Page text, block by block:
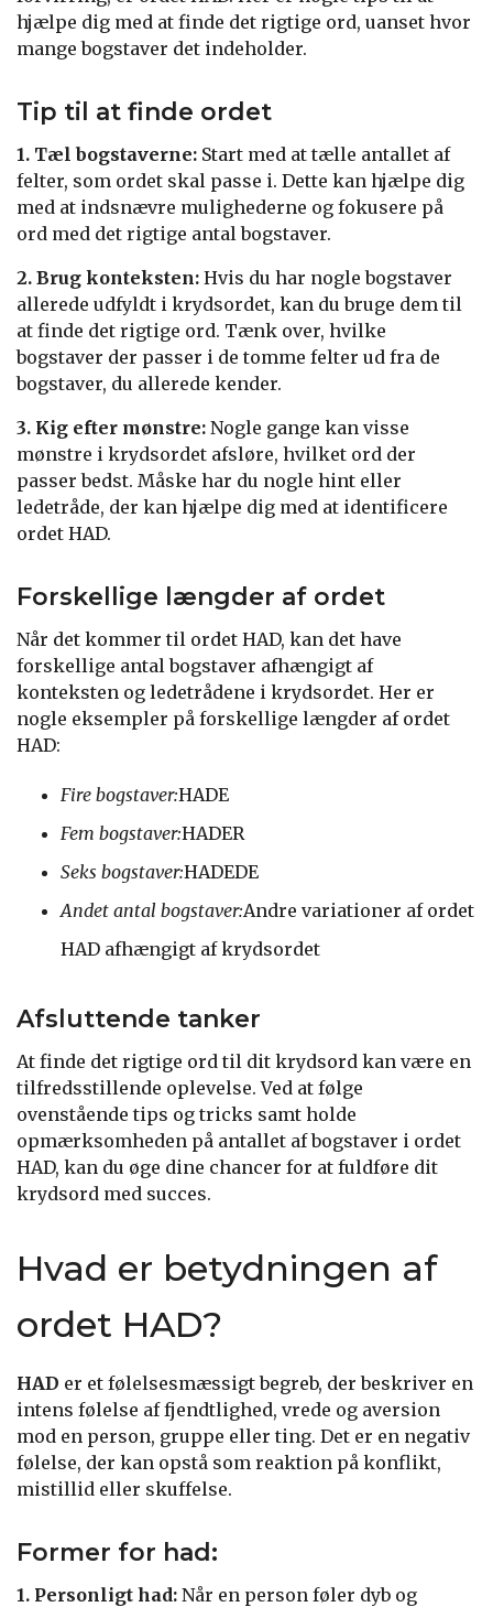
hjælpe dig med at finde det rigtige ord, uanset hvor
mange bogstaver det indeholder.
Tip til at finde ordet
1. Tæl bogstaverne: Start med at tælle antallet af
felter, som ordet skal passe i. Dette kan hjælpe dig
med at indsnævre mulighederne og fokusere på
ord med det rigtige antal bogstaver.
2. Brug konteksten: Hvis du har nogle bogstaver
allerede udfyldt i krydsordet, kan du bruge dem til
at finde det rigtige ord. Tænk over, hvilke
bogstaver der passer i de tomme felter ud fra de
bogstaver, du allerede kender.
3. Kig efter mønstre: Nogle gange kan visse
mønstre i krydsordet afsløre, hvilket ord der
passer bedst. Måske har du nogle hint eller
ledetråde, der kan hjælpe dig med at identificere
ordet HAD.
Forskellige længder af ordet
Når det kommer til ordet HAD, kan det have
forskellige antal bogstaver afhængigt af
konteksten og ledetrådene i krydsordet. Her er
nogle eksempler på forskellige længder af ordet
HAD:
Fire bogstaver:HADE
Fem bogstaver:HADER
Seks bogstaver:HADEDE
Andet antal bogstaver:Andre variationer af ordet
HAD afhængigt af krydsordet
Afsluttende tanker
At finde det rigtige ord til dit krydsord kan være en
tilfredsstillende oplevelse. Ved at følge
ovenstående tips og tricks samt holde
opmærksomheden på antallet af bogstaver i ordet
HAD, kan du øge dine chancer for at fuldføre dit
krydsord med succes.
Hvad er betydningen af
ordet HAD?
HAD er et følelsesmæssigt begreb, der beskriver en
intens følelse af fjendtlighed, vrede og aversion
mod en person, gruppe eller ting. Det er en negativ
følelse, der kan opstå som reaktion på konflikt,
mistillid eller skuffelse.
Former for had:
1. Personligt had: Når en person føler dyb og